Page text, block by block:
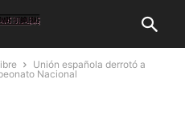
Unión española derrotó a
Nacional